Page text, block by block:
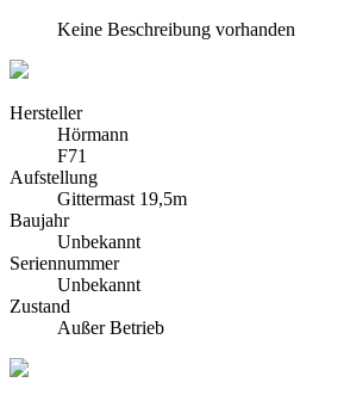
Keine Beschreibung vorhanden
Hersteller
Hörmann
F71
Aufstellung
Gittermast 19,5m
Baujahr
Unbekannt
Seriennummer
Unbekannt
Zustand
Außer Betrieb